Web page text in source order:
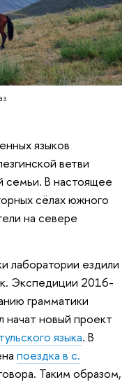
языков
ветви
семьи. В настоящее
сёлах южного
на севере
лаборатории ездили
Экспедиции 2016-
грамматики
начат новый проект
языка. В
поездка в с.
Таким образом,